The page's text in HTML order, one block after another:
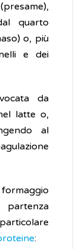
quarto
o, più
e dei
da
latte o,
al
: